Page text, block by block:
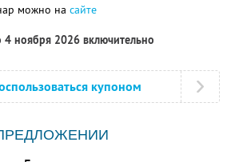
можно на сайте
4 ноября 2026 включительно
купоном